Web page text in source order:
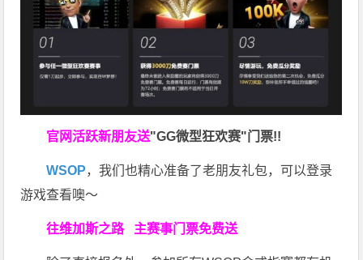
官网活跃新朋友送"GG微型狂欢赛"门票!!
WSOP，我们也精心准备了老朋友礼包，可以登录
游戏查看噢～
往维加斯之路 主赛事门票免费送